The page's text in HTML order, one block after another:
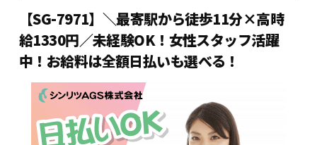
【SG-7971】＼最寄駅から徒歩11分×高時
給1330円／未経験OK！女性スタッフ活躍
中！お給料は全額日払いも選べる！